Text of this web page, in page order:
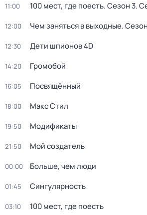
11:00 100 мест, где поесть. Сезон 3.
12:00 Чем заняться в выходные.
12:30 Дети шпионов 4D
14:20 Громобой
16:05 Посвящённый
18:00 Макс Стил
19:50 Модификаты
21:50 Мой создатель
00:00 Больше, чем люди
01:45 Сингулярность
03:10 100 мест, где поесть